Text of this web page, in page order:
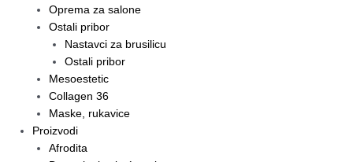
Oprema za salone
Ostali pribor
Nastavci za brusilicu
Ostali pribor
Mesoestetic
Collagen 36
Maske, rukavice
Proizvodi
Afrodita